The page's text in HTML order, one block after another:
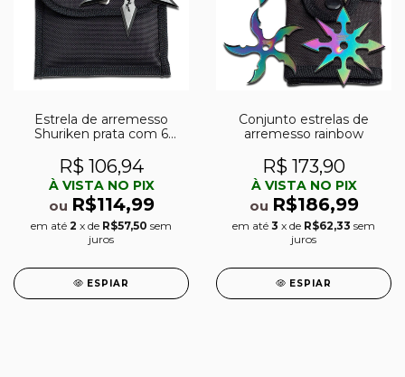
Estrela de arremesso
Shuriken prata com 6
R$ 106,94
À VISTA NO PIX
ou R$114,99
em até 2 x de R$57,50 sem
juros
ESPIAR
Conjunto estrelas de
arremesso rainbow
R$ 173,90
À VISTA NO PIX
ou R$186,99
em até 3 x de R$62,33 sem
juros
ESPIAR